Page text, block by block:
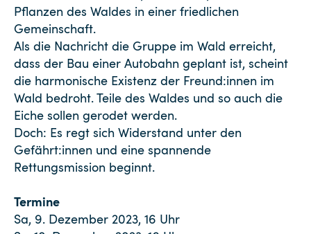
Pflanzen des Waldes in einer friedlichen
Gemeinschaft.
Als die Nachricht die Gruppe im Wald erreicht,
dass der Bau einer Autobahn geplant ist, scheint
die harmonische Existenz der Freund:innen im
Wald bedroht. Teile des Waldes und so auch die
Eiche sollen gerodet werden.
Doch: Es regt sich Widerstand unter den
Gefährt:innen und eine spannende
Rettungsmission beginnt.
Termine
Sa, 9. Dezember 2023, 16 Uhr